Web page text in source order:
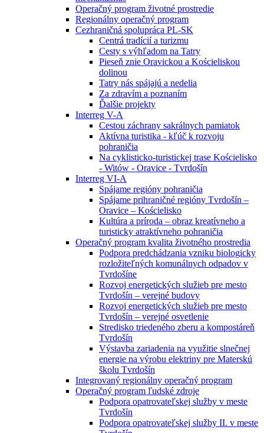
Operačný program životné prostredie
Regionálny operačný program
Cezhraničná spolupráca PL-SK
Centrá tradícií a turizmu
Cesty s výhľadom na Tatry
Pieseň znie Oravickou a Kościeliskou
dolinou
Tatry nás spájajú a nedelia
Za zdravím a poznaním
Ďalšie projekty
Interreg V-A
Cestou záchrany sakrálnych pamiatok
Aktívna turistika - kľúč k rozvoju
pohraničia
Na cyklisticko-turistickej trase Kościelisko
- Witów - Oravice - Tvrdošín
Interreg VI-A
Spájame regióny pohraničia
Spájame prihraničné regióny Tvrdošín –
Oravice – Kościelisko
Kultúra a príroda – obraz kreatívneho a
turisticky atraktívneho pohraničia
Operačný program kvalita životného prostredia
Podpora predchádzania vzniku biologicky
rozložiteľných komunálnych odpadov v
Tvrdošíne
Rozvoj energetických služieb pre mesto
Tvrdošín – verejné budovy
Rozvoj energetických služieb pre mesto
Tvrdošín – verejné osvetlenie
Stredisko triedeného zberu a kompostáreň
Tvrdošín
Výstavba zariadenia na využitie slnečnej
energie na výrobu elektriny pre Materskú
školu Tvrdošín
Integrovaný regionálny operačný program
Operačný program ľudské zdroje
Podpora opatrovateľskej služby v meste
Tvrdošín
Podpora opatrovateľskej služby II. v meste